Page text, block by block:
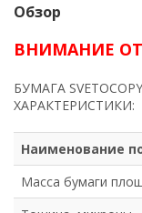
Обзор
ВНИМАНИЕ
БУМАГА
ХАРАКТЕРИСТИКИ:
Наименование
Масса бумаги